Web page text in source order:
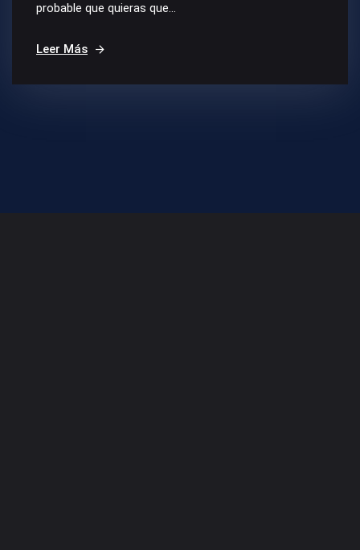
probable que quieras que...
Leer Más